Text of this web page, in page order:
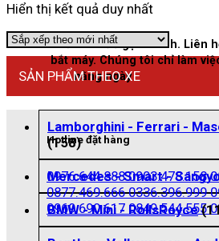
Nhấn vào để gọi nhanh. Liên
bắt máy. Chúng tôi chỉ làm
21hhằng ngày
Hotline đặt hàng
0976.644.888 0903.478.158
0877.469.666 0336.396.999
0969.690.617 0849.544.555
Hiển thị kết quả duy nhất
SẢN PHẨM THEO XE
Lamborghini - Ferrari -
(158)
Mercedes - Smart -
BMW - Mini - RollsRoyce